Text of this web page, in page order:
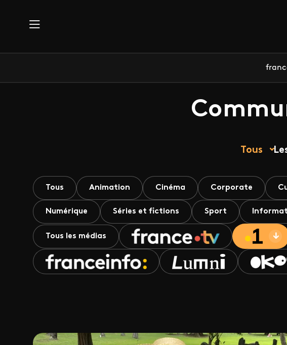
Tous
Tous Animation Cinéma Corporate
Numérique Séries et fictions Sport
Tous les médias